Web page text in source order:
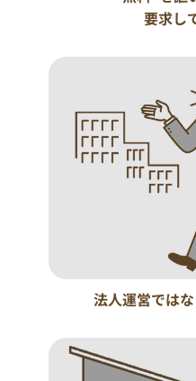
要求し
法人運営では